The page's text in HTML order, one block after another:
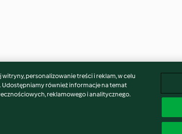
personalizowanie treści i reklam, w celu
Udostępniamy również informacje na temat
reklamowego i analitycznego.